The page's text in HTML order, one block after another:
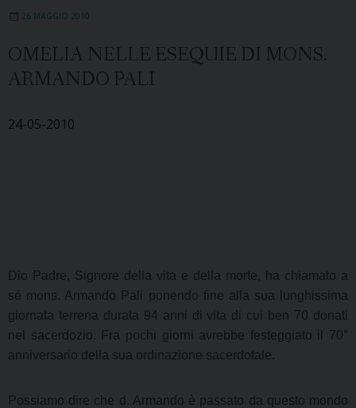
26 MAGGIO 2010
OMELIA NELLE ESEQUIE DI MONS.
ARMANDO PALI
24-05-2010
Dio Padre, Signore della vita e della morte, ha chiamato a
sé mons. Armando Pali ponendo fine alla sua lunghissima
giornata terrena durata 94 anni di vita di cui ben 70 donati
nel sacerdozio. Fra pochi giorni avrebbe festeggiato il 70°
anniversario della sua ordinazione sacerdotale.
Possiamo dire che d. Armando è passato da questo mondo